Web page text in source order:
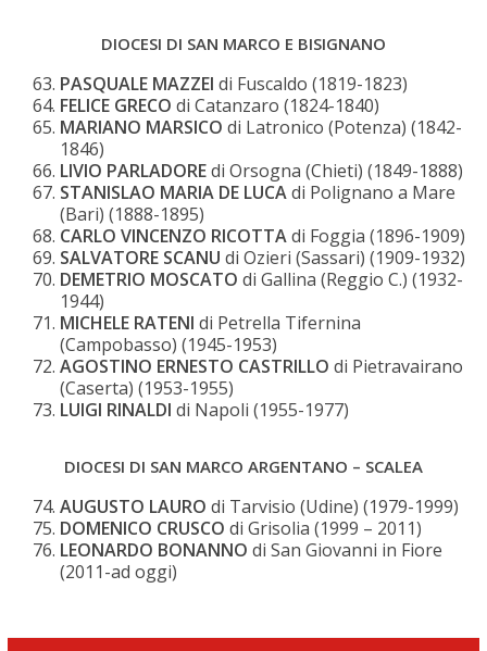
DIOCESI DI SAN MARCO E BISIGNANO
PASQUALE MAZZEI di Fuscaldo (1819-1823)
FELICE GRECO di Catanzaro (1824-1840)
MARIANO MARSICO di Latronico (Potenza) (1842-
1846)
LIVIO PARLADOREdi Orsogna (Chieti) (1849-1888)
STANISLAO MARIA DE LUCAdi Polignano a Mare
(Bari) (1888-1895)
CARLO VINCENZO RICOTTAdi Foggia (1896-1909)
SALVATORE SCANU di Ozieri (Sassari) (1909-1932)
DEMETRIO MOSCATO di Gallina (Reggio C.) (1932-
1944)
MICHELE RATENI di Petrella Tifernina
(Campobasso) (1945-1953)
AGOSTINO ERNESTO CASTRILLO di Pietravairano
(Caserta) (1953-1955)
LUIGI RINALDI di Napoli (1955-1977)
DIOCESI DI SAN MARCO ARGENTANO – SCALEA
AUGUSTO LAURO di Tarvisio (Udine) (1979-1999)
DOMENICO CRUSCO di Grisolia (1999 – 2011)
LEONARDO BONANNO di San Giovanni in Fiore
(2011-ad oggi)